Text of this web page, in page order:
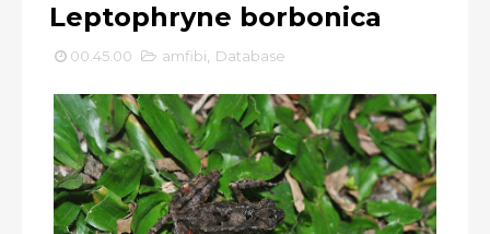
Leptophryne borbonica
00.45.00 amfibi Database